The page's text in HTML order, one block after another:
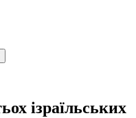
ізраїльських